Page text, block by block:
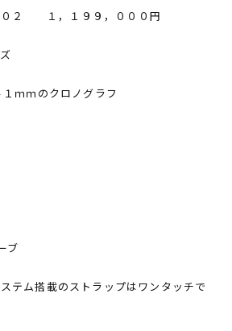
０２ １，１９９，０００円
ｍｍのクロノグラフ
ブ
ステム搭載のストラップはワンタッチで